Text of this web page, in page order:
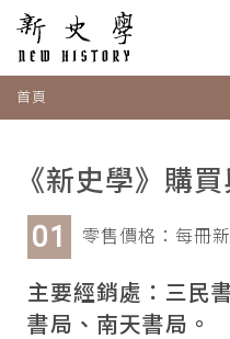
首頁
《新史學》購
零售價格：每冊
主要經銷處：三民
書局、南天書局。